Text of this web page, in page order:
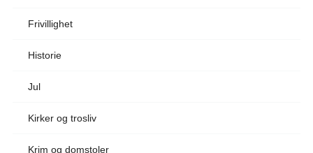
Frivillighet
Historie
Jul
Kirker og trosliv
Krim og domstoler